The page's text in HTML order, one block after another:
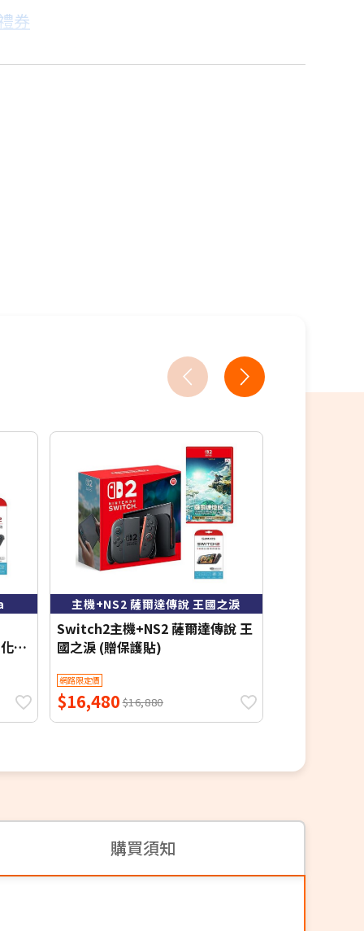
18家銀行/業者
券
→點我看達人教你買
保
主機+NS2 薩爾達傳說 王國之淚
Switch2主機+NS2 薩爾達傳說 王
國之淚 (贈保護貼)
網路限定價
$16,480$16,880
購買須知